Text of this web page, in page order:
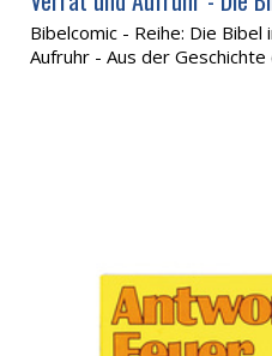
Bibelcomic - Reihe: Die
Aufruhr - Aus der